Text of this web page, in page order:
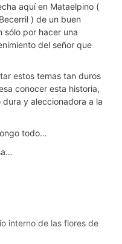
aquí en Mataelpino (
) de un buen
sólo por hacer una
del señor que
estos temas tan duros
conocer esta historia,
y aleccionadora a la
todo…
interno de las flores de